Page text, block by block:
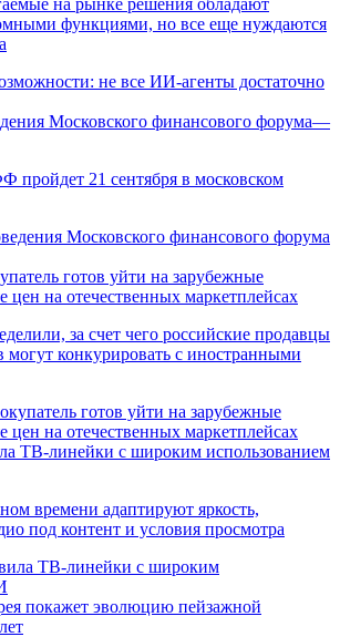
на рынке решения обладают
функциями, но все еще нуждаются
Московского финансового форума—
21 сентября в московском
готов уйти на зарубежные
цен на отечественных маркетплейсах
за счет чего российские продавцы
конкурировать с иностранными
ТВ-линейки с широким использованием
времени адаптируют яркость,
под контент и условия просмотра
покажет эволюцию пейзажной